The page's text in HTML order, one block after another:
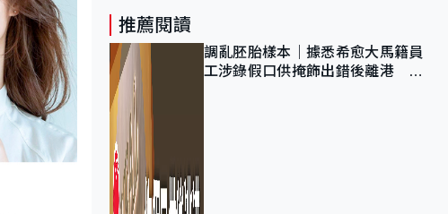
推薦閱讀
調亂胚胎樣本｜據悉希愈大馬籍員
工涉錄假口供掩飾出錯後離港 警